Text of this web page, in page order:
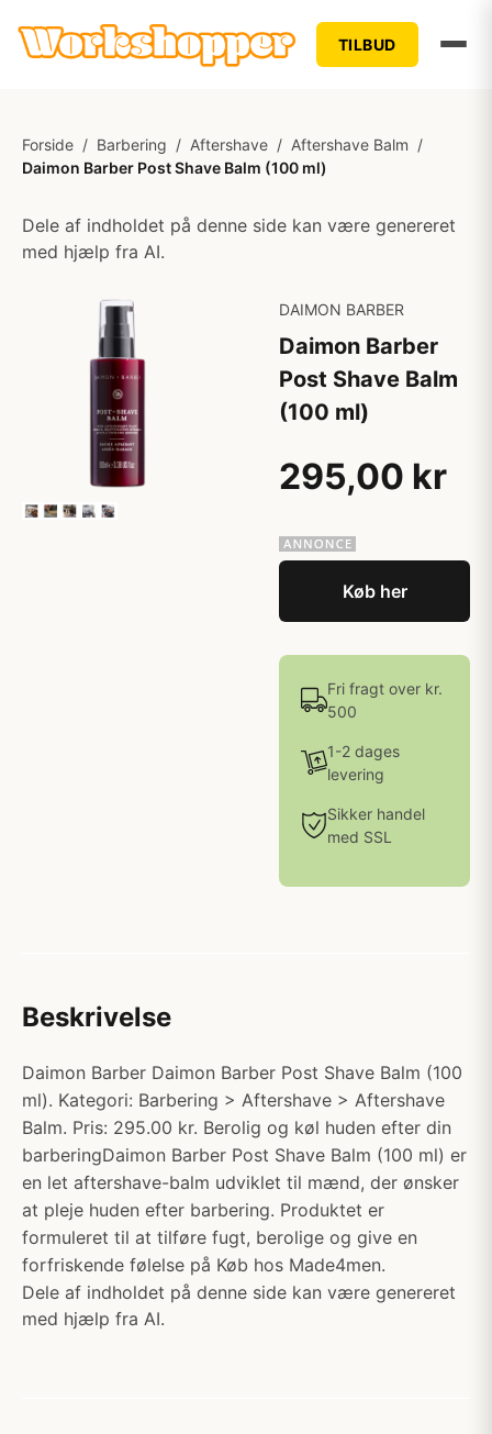
TILBUD
Forside / Barbering / Aftershave / Aftershave Balm /
Daimon Barber Post Shave Balm (100 ml)
Dele af indholdet på denne side kan være genereret
med hjælp fra AI.
DAIMON BARBER
Daimon Barber
Post Shave Balm
(100 ml)
295,00 kr
Køb her
Fri fragt over kr.
500
1-2 dages
levering
Sikker handel
med SSL
Beskrivelse
Daimon Barber Daimon Barber Post Shave Balm (100
ml). Kategori: Barbering > Aftershave > Aftershave
Balm. Pris: 295.00 kr. Berolig og køl huden efter din
barberingDaimon Barber Post Shave Balm (100 ml) er
en let aftershave-balm udviklet til mænd, der ønsker
at pleje huden efter barbering. Produktet er
formuleret til at tilføre fugt, berolige og give en
forfriskende følelse på Køb hos Made4men.
Dele af indholdet på denne side kan være genereret
med hjælp fra AI.